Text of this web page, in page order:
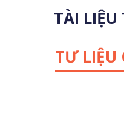
TÀI
TƯ LIỆU